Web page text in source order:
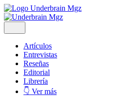
Artículos
Entrevistas
Reseñas
Editorial
Librería
👇 Ver más